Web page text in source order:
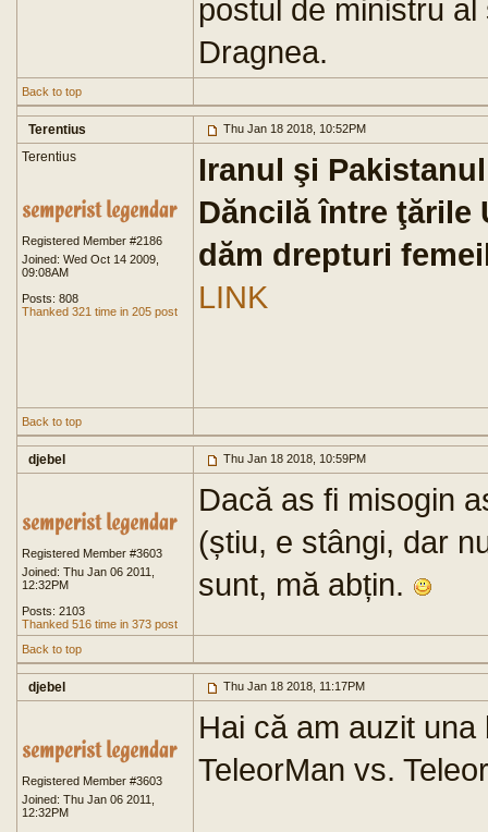
postul de ministru
Dragnea.
Back to top
Terentius Thu Jan 18 2018, 10:52PM
Terentius
Registered Member #2186
Joined: Wed Oct 14 2009,
09:08AM
Posts: 808
Thanked 321 time in 205 post
Iranul şi
Dăncilă între ţările
dăm drepturi
LINK
Back to top
djebel Thu Jan 18 2018, 10:59PM
Registered Member #3603
Joined: Thu Jan 06 2011,
12:32PM
Posts: 2103
Thanked 516 time in 373 post
Dacă as fi misogin
(știu, e stângi, dar
sunt, mă abțin.
Back to top
djebel Thu Jan 18 2018, 11:17PM
Registered Member #3603
Joined: Thu Jan 06 2011,
12:32PM
Hai că am auzit una
TeleorMan vs.